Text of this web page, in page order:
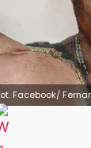
Facebook/